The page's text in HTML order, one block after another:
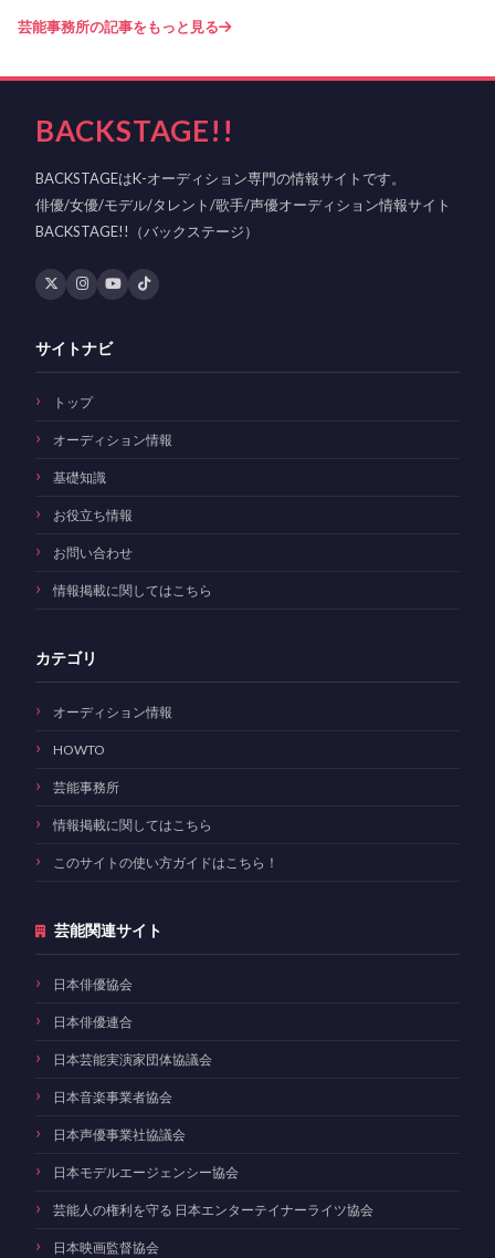
芸能事務所の記事をもっと見る
BACKSTAGE!!
BACKSTAGEはK-オーディション専門の情報サイトです。
俳優/女優/モデル/タレント/歌手/声優オーディション情報サイト
BACKSTAGE!!（バックステージ）
サイトナビ
トップ
オーディション情報
基礎知識
お役立ち情報
お問い合わせ
情報掲載に関してはこちら
カテゴリ
オーディション情報
HOWTO
芸能事務所
情報掲載に関してはこちら
このサイトの使い方ガイドはこちら！
芸能関連サイト
日本俳優協会
日本俳優連合
日本芸能実演家団体協議会
日本音楽事業者協会
日本声優事業社協議会
日本モデルエージェンシー協会
芸能人の権利を守る 日本エンターテイナーライツ協会
日本映画監督協会